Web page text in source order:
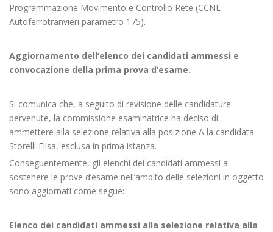
Programmazione Movimento e Controllo Rete (CCNL
Autoferrotranvieri parametro 175).
Aggiornamento dell’elenco dei candidati ammessi e
convocazione della prima prova d’esame.
Si comunica che, a seguito di revisione delle candidature
pervenute, la commissione esaminatrice ha deciso di
ammettere alla selezione relativa alla posizione A la candidata
Storelli Elisa, esclusa in prima istanza.
Conseguentemente, gli elenchi dei candidati ammessi a
sostenere le prove d’esame nell’ambito delle selezioni in oggetto
sono aggiornati come segue:
Elenco dei candidati ammessi alla selezione relativa alla